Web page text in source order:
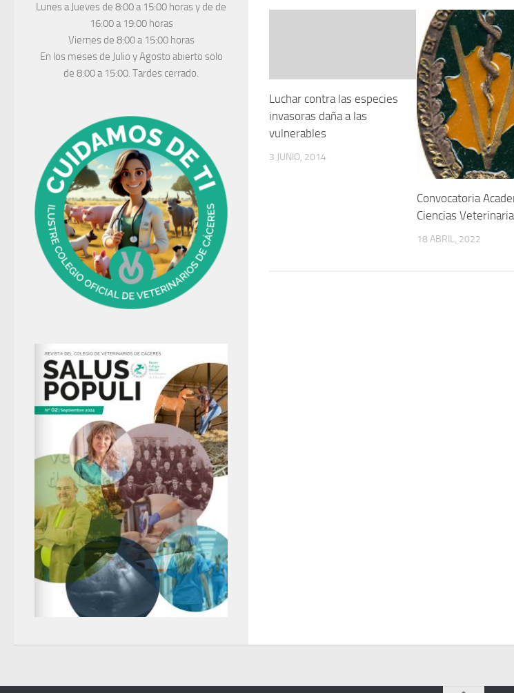
Luchar contra las especies
invasoras daña a las
vulnerables
3 JUNIO, 2014
Convocatoria
Ciencias
18 ABRIL, 2022
Lunes a Jueves de 8:00 a 15:00 horas y de de
16:00 a 19:00 horas
Viernes de 8:00 a 15:00 horas
En los meses de Julio y Agosto abierto solo
de 8:00 a 15:00. Tardes cerrado.